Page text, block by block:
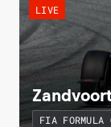
LIVE
FIA FORMULA